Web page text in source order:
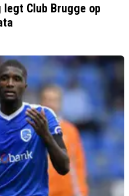
Club Brugge op